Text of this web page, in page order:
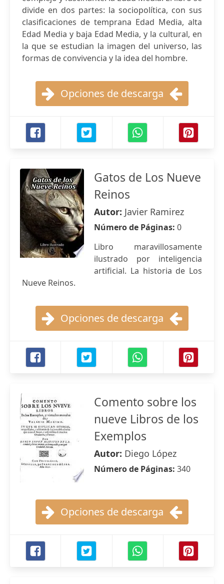
divide en dos partes: la sociopolítica, con sus
clasificaciones de temprana Edad Media, alta
Edad Media y baja Edad Media, y la cultural, en
la que se estudian la imagen del universo, las
formas de convivencia y la idea del hombre.
Opciones de descarga
Gatos de Los Nueve
Reinos
Autor: Javier Ramirez
Número de Páginas: 0
Libro maravillosamente
ilustrado por inteligencia
artificial. La historia de Los
Nueve Reinos.
Opciones de descarga
Comento sobre los
nueve Libros de los
Exemplos
Autor: Diego López
Número de Páginas: 340
Opciones de descarga